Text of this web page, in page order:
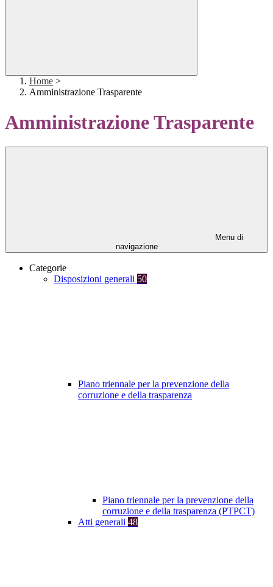
Home >
Amministrazione Trasparente
Amministrazione Trasparente
Menu di
navigazione
Categorie
Disposizioni generali 50
Piano triennale per la prevenzione della
corruzione e della trasparenza
Piano triennale per la prevenzione della
corruzione e della trasparenza (PTPCT)
Atti generali 48